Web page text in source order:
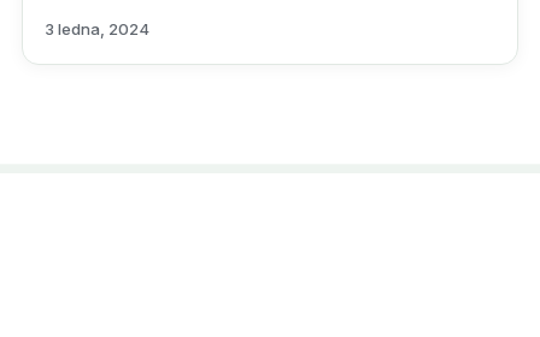
3 ledna, 2024